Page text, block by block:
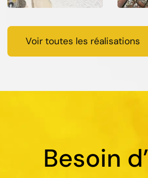
Voir toutes les réalisations
Besoin